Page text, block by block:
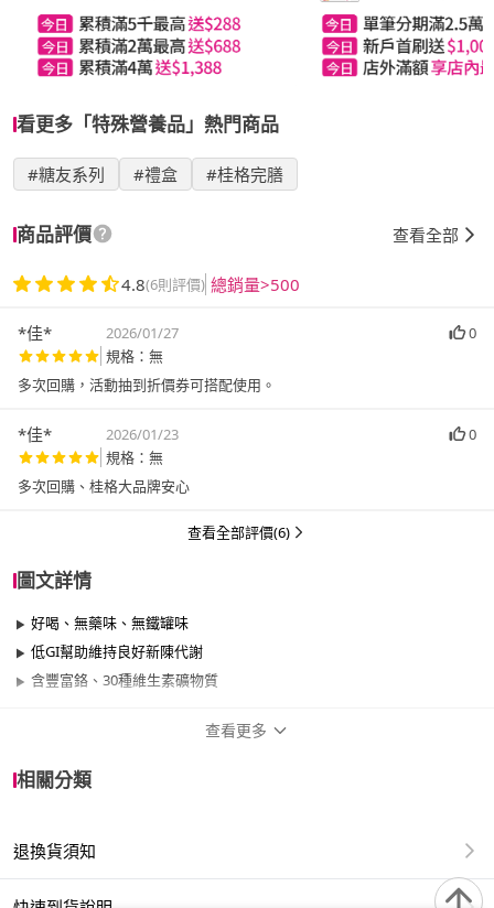
看更多「特殊營養品」熱門商品
#糖友系列 #禮盒 #桂格完膳
商品評價 查看全部
4.8(6則評價) 總銷量>500
*佳* 2026/01/27
0
規格：無
多次回購，活動抽到折價券可搭配使用。
*佳* 2026/01/23
0
規格：無
多次回購、桂格大品牌安心
查看全部評價(6)
圖文詳情
好喝、無藥味、無鐵罐味
低GI幫助維持良好新陳代謝
含豐富鉻、30種維生素礦物質
品牌系列
查看更多
相關分類
退換貨須知